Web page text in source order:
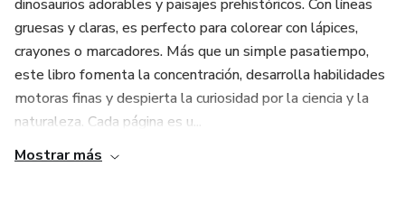
dinosaurios adorables y paisajes prehistóricos. Con líneas
gruesas y claras, es perfecto para colorear con lápices,
crayones o marcadores. Más que un simple pasatiempo,
este libro fomenta la concentración, desarrolla habilidades
motoras finas y despierta la curiosidad por la ciencia y la
naturaleza. Cada página es u...
Mostrar más